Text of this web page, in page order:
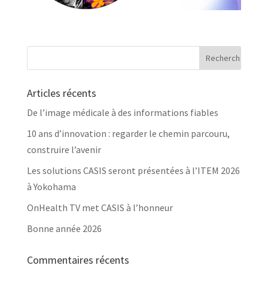
Articles récents
De l’image médicale à des informations fiables
10 ans d’innovation : regarder le chemin parcouru,
construire l’avenir
Les solutions CASIS seront présentées à l’ITEM 2026
à Yokohama
OnHealth TV met CASIS à l’honneur
Bonne année 2026
Commentaires récents